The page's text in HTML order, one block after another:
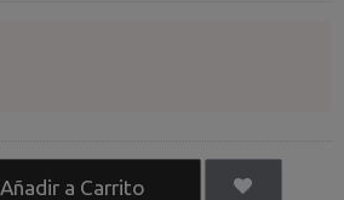
Añadir a Carrito